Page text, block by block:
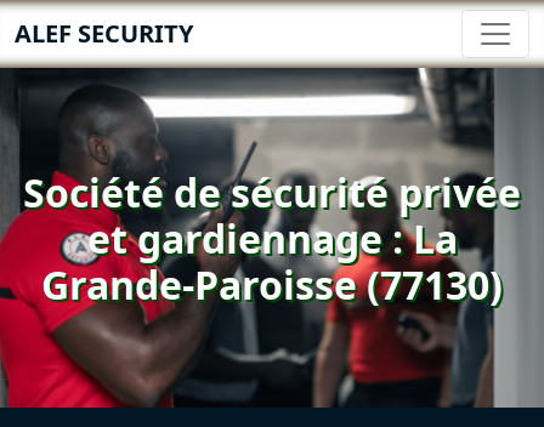
ALEF SECURITY
Société de sécurité privée
et gardiennage : La
Grande-Paroisse (77130)